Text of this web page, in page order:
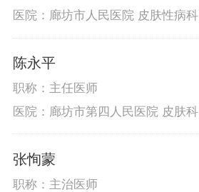
医院：廊坊市人民医院 皮肤性病科
陈永平
职称：主任医师
医院：廊坊市第四人民医院 皮肤科
张恂蒙
职称：主治医师